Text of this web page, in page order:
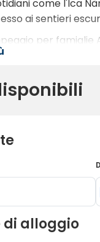
come l'Ica
ai sentieri
per famiglie
la famiglia.
di alloggio